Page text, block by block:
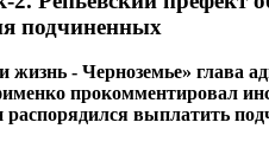
подчиненных
жизнь - Черноземье» глава
прокомментировал
распорядился выплатить